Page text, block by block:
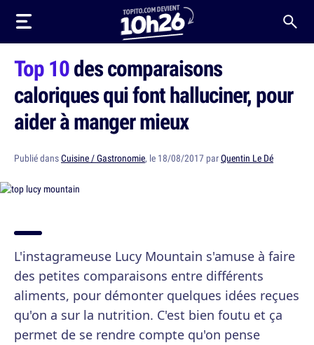
Top 10des comparaisons
caloriques qui font halluciner, pour
aider à manger mieux
Publié dansCuisine / Gastronomie, le 18/08/2017 parQuentin Le Dé
L'instagrameuse Lucy Mountain s'amuse à faire
des petites comparaisons entre différents
aliments, pour démonter quelques idées reçues
qu'on a sur la nutrition. C'est bien foutu et ça
permet de se rendre compte qu'on pense